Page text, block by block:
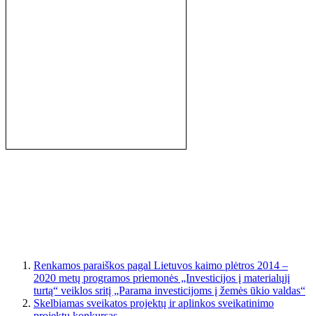
Renkamos paraiškos pagal Lietuvos kaimo plėtros 2014 –
2020 metų programos priemonės „Investicijos į materialųjį
turtą“ veiklos sritį „Parama investicijoms į žemės ūkio valdas“
Skelbiamas sveikatos projektų ir aplinkos sveikatinimo